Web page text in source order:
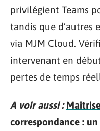
privilégient Teams
tandis que d’autres
via MJM Cloud.
intervenant en
pertes de temps
A voir aussi :
correspondance :